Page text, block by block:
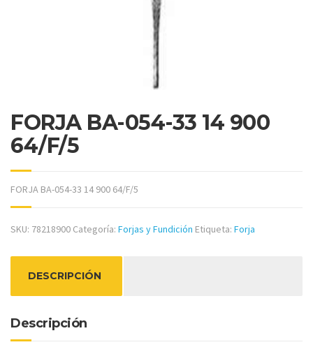
FORJA BA-054-33 14 900
64/F/5
FORJA BA-054-33 14 900 64/F/5
SKU: 78218900 Categoría: Forjas y Fundición Etiqueta: Forja
DESCRIPCIÓN
Descripción